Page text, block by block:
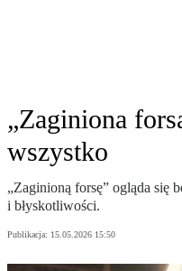
„Zaginiona
wszystko
„Zaginioną forsę” ogląda się
i błyskotliwości.
Publikacja: 15.05.2026 15:50